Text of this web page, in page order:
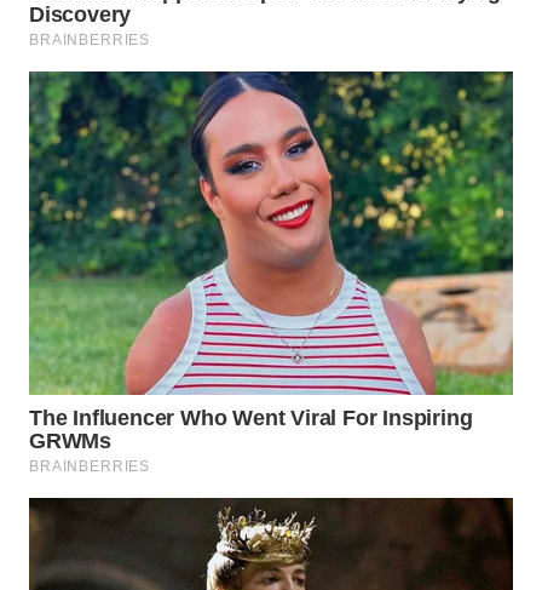
WAHANA
WAHANA
TANI
WAHANA
ADVOKAT
WAHANA
INFRASTRUKTUR
WAHANA
KONSUMEN
WAHANA